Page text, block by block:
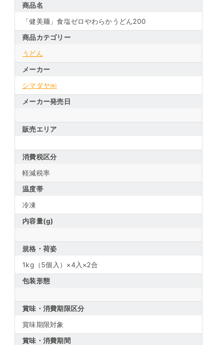
商品名
「健美麺」食塩ゼロやわらかうどん200
商品カテゴリー
うどん
メーカー
シマダヤ㈱
メーカー発売日
販売エリア
消費税区分
軽減税率
温度帯
冷凍
内容量(g)
規格・荷姿
1kg（5個入）×4入×2合
包装形態
賞味・消費期限区分
賞味期限対象
賞味・消費期間